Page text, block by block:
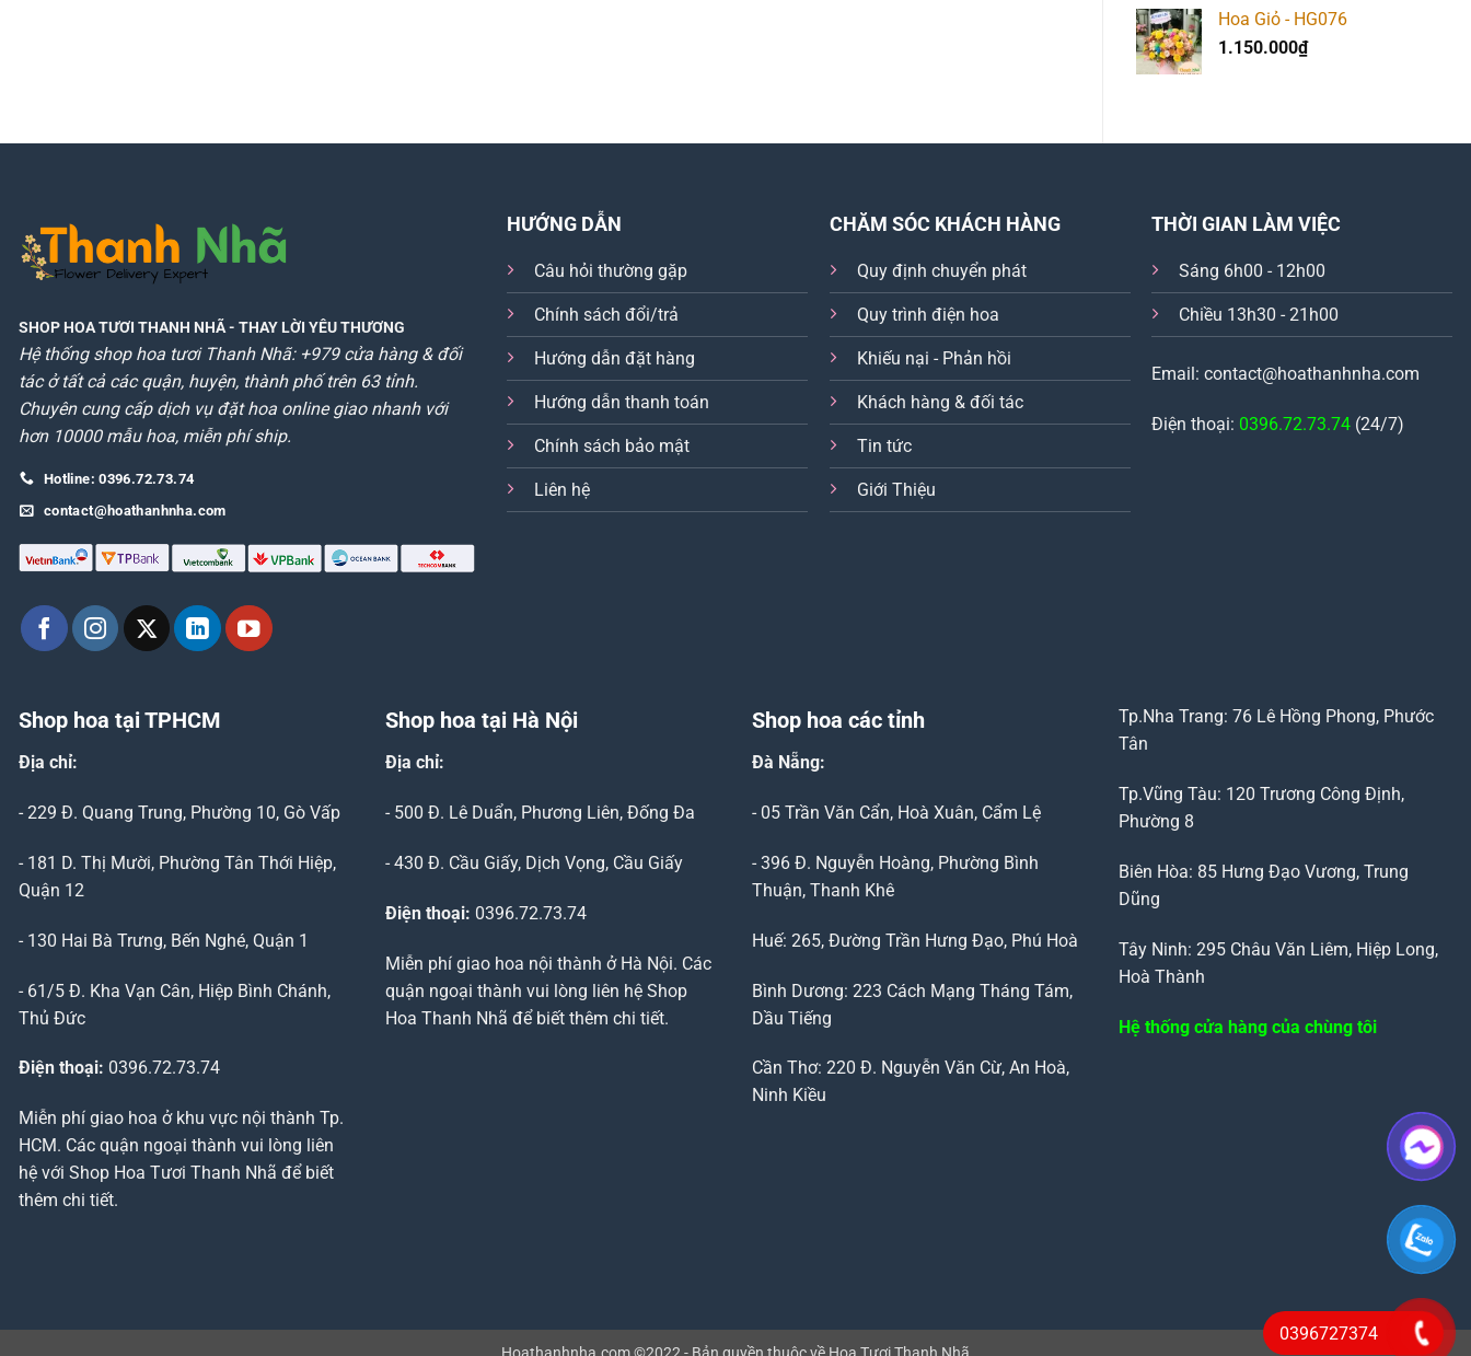
Hoa Giỏ - HG076
1.150.000₫
SHOP HOA TƯƠI THANH NHÃ- THAY LỜI YÊU THƯƠNG
Hệ thống shop hoa tươi Thanh Nhã: +979 cửa hàng & đối
tác ở tất cả các quận, huyện, thành phố trên 63 tỉnh.
Chuyên cung cấp dịch vụ đặt hoa online giao nhanh với
hơn 10000 mẫu hoa, miễn phí ship.
Hotline: 0396.72.73.74
contact@hoathanhnha.com
HƯỚNG DẪN
Câu hỏi thường gặp
Chính sách đổi/trả
Hướng dẫn đặt hàng
Hướng dẫn thanh toán
Chính sách bảo mật
Liên hệ
CHĂM SÓC KHÁCH HÀNG
Quy định chuyển phát
Quy trình điện hoa
Khiếu nại - Phản hồi
Khách hàng & đối tác
Tin tức
Giới Thiệu
THỜI GIAN LÀM VIỆC
Sáng 6h00 - 12h00
Chiều 13h30 - 21h00
Email: contact@hoathanhnha.com
Điện thoại: 0396.72.73.74 (24/7)
Shop hoa tại TPHCM
Địa chỉ:
- 229 Đ. Quang Trung, Phường 10, Gò Vấp
- 181 D. Thị Mười, Phường Tân Thới Hiệp,
Quận 12
- 130 Hai Bà Trưng, Bến Nghé, Quận 1
- 61/5 Đ. Kha Vạn Cân, Hiệp Bình Chánh,
Thủ Đức
Điện thoại: 0396.72.73.74
Miễn phí giao hoa ở khu vực nội thành Tp.
HCM. Các quận ngoại thành vui lòng liên
hệ với Shop Hoa Tươi Thanh Nhã để biết
thêm chi tiết.
Shop hoa tại Hà Nội
Địa chỉ:
- 500 Đ. Lê Duẩn, Phương Liên, Đống Đa
- 430 Đ. Cầu Giấy, Dịch Vọng, Cầu Giấy
Điện thoại: 0396.72.73.74
Miễn phí giao hoa nội thành ở Hà Nội. Các
quận ngoại thành vui lòng liên hệ Shop
Hoa Thanh Nhã để biết thêm chi tiết.
Shop hoa các tỉnh
Đà Nẵng:
- 05 Trần Văn Cẩn, Hoà Xuân, Cẩm Lệ
- 396 Đ. Nguyễn Hoàng, Phường Bình
Thuận, Thanh Khê
Huế: 265, Đường Trần Hưng Đạo, Phú Hoà
Bình Dương: 223 Cách Mạng Tháng Tám,
Dầu Tiếng
Cần Thơ: 220 Đ. Nguyễn Văn Cừ, An Hoà,
Ninh Kiều
Tp.Nha Trang: 76 Lê Hồng Phong, Phước
Tân
Tp.Vũng Tàu: 120 Trương Công Định,
Phường 8
Biên Hòa: 85 Hưng Đạo Vương, Trung
Dũng
Tây Ninh: 295 Châu Văn Liêm, Hiệp Long,
Hoà Thành
Hệ thống cửa hàng của chùng tôi
0396727374